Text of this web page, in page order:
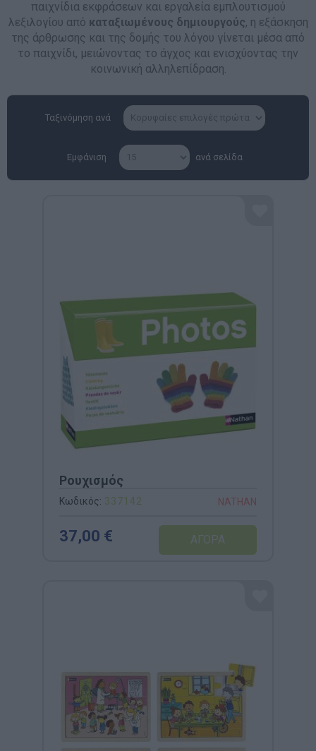
παιχνίδια εκφράσεων και εργαλεία εμπλουτισμού
λεξιλογίου από καταξιωμένους δημιουργούς, η εξάσκηση
της άρθρωσης και της δομής του λόγου γίνεται μέσα από
το παιχνίδι, μειώνοντας το άγχος και ενισχύοντας την
κοινωνική αλληλεπίδραση.
Ταξινόμηση ανά
Εμφάνιση ανά σελίδα
Ρουχισμός
Κωδικός: 337142 NATHAN
37,00 €